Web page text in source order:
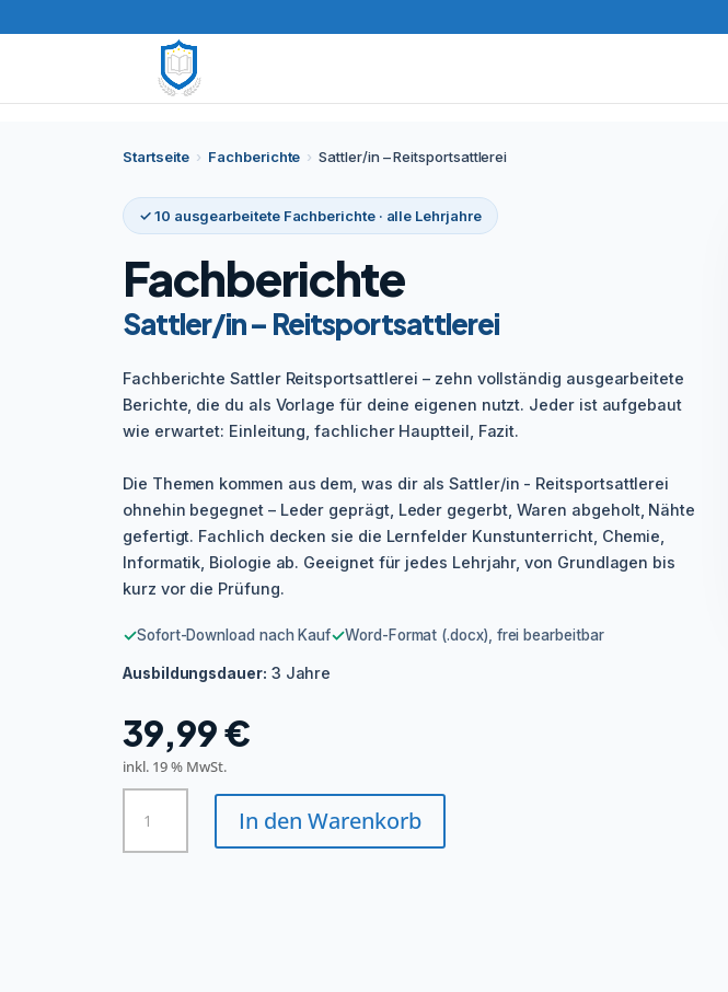
Startseite › Fachberichte › Sattler/in – Reitsportsattlerei
✓ 10 ausgearbeitete Fachberichte · alle Lehrjahre
Fachberichte
Sattler/in – Reitsportsattlerei
Fachberichte Sattler Reitsportsattlerei – zehn vollständig ausgearbeitete
Berichte, die du als Vorlage für deine eigenen nutzt. Jeder ist aufgebaut
wie erwartet: Einleitung, fachlicher Hauptteil, Fazit.
Die Themen kommen aus dem, was dir als Sattler/in - Reitsportsattlerei
ohnehin begegnet – Leder geprägt, Leder gegerbt, Waren abgeholt, Nähte
gefertigt. Fachlich decken sie die Lernfelder Kunstunterricht, Chemie,
Informatik, Biologie ab. Geeignet für jedes Lehrjahr, von Grundlagen bis
kurz vor die Prüfung.
✓Sofort-Download nach Kauf✓Word-Format (.docx), frei bearbeitbar
Ausbildungsdauer: 3 Jahre
39,99€
inkl. 19 % MwSt.
Reitsportsattlerei
In den Warenkorb